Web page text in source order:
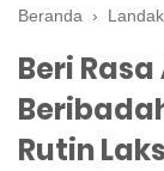
Beranda › Landak
Beri
Rutin